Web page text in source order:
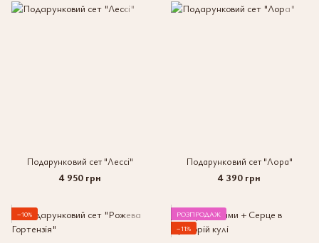
Подарунковий сет "Лессі"
4 950 грн
Подарунковий сет "Лора"
4 390 грн
−10%
РОЗПРОДАЖ
−11%